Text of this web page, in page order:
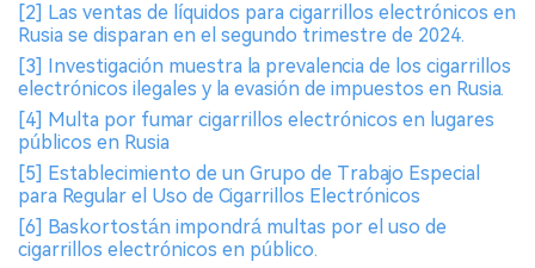
[2] Las ventas de líquidos para cigarrillos electrónicos en
Rusia se disparan en el segundo trimestre de 2024.
[3] Investigación muestra la prevalencia de los cigarrillos
electrónicos ilegales y la evasión de impuestos en Rusia.
[4] Multa por fumar cigarrillos electrónicos en lugares
públicos en Rusia
[5] Establecimiento de un Grupo de Trabajo Especial
para Regular el Uso de Cigarrillos Electrónicos
[6] Baskortostán impondrá multas por el uso de
cigarrillos electrónicos en público.